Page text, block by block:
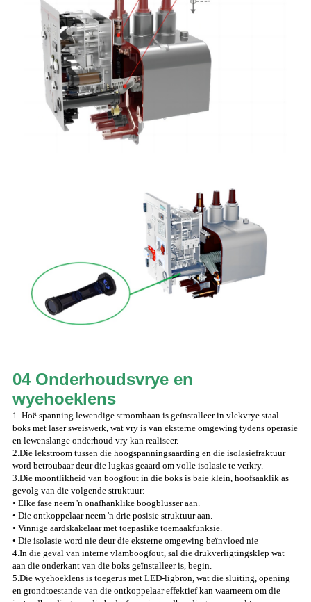
04 Onderhoudsvrye en
wyehoeklens
1. Hoë spanning lewendige stroombaan is geïnstalleer in vlekvrye staal
boks met laser sweiswerk, wat vry is van eksterne omgewing tydens operasie
en lewenslange onderhoud vry kan realiseer.
2.Die lekstroom tussen die hoogspanningsaarding en die isolasiefraktuur
word betroubaar deur die lugkas geaard om volle isolasie te verkry.
3.Die moontlikheid van boogfout in die boks is baie klein, hoofsaaklik as
gevolg van die volgende struktuur:
• Elke fase neem 'n onafhanklike boogblusser aan.
• Die ontkoppelaar neem 'n drie posisie struktuur aan.
• Vinnige aardskakelaar met toepaslike toemaakfunksie.
• Die isolasie word nie deur die eksterne omgewing beïnvloed nie
4.In die geval van interne vlamboogfout, sal die drukverligtingsklep wat
aan die onderkant van die boks geïnstalleer is, begin.
5.Die wyehoeklens is toegerus met LED-ligbron, wat die sluiting, opening
en grondtoestande van die ontkoppelaar effektief kan waarneem om die